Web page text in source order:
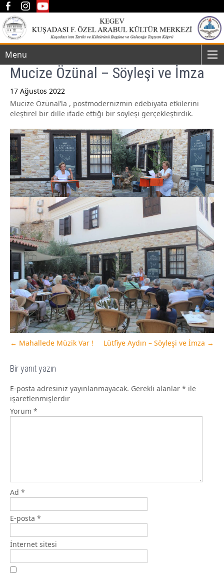
Menu
Mucize Özünal – Söyleşi ve İmza
17 Ağustos 2022
Mucize Özünal’la , postmodernizmin edebiyata etkilerini
eleştirel bir dille ifade ettiği bir söyleşi gerçekleştirdik.
Post
← Mahallede Müzik Var ! Lütfiye Aydın – Söyleşi ve İmza →
Bir yanıt yazın
E-posta adresiniz yayınlanmayacak. Gerekli alanlar * ile
işaretlenmişlerdir
Yorum *
Ad *
E-posta *
İnternet sitesi